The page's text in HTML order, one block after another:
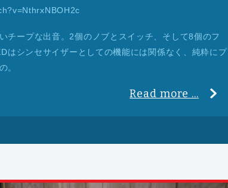
チープな出音。2個のノブとスイッチ、そして8個のフ
はシンセサイザーとしての機能には関係なく、純粋にプ
。
Read more ...